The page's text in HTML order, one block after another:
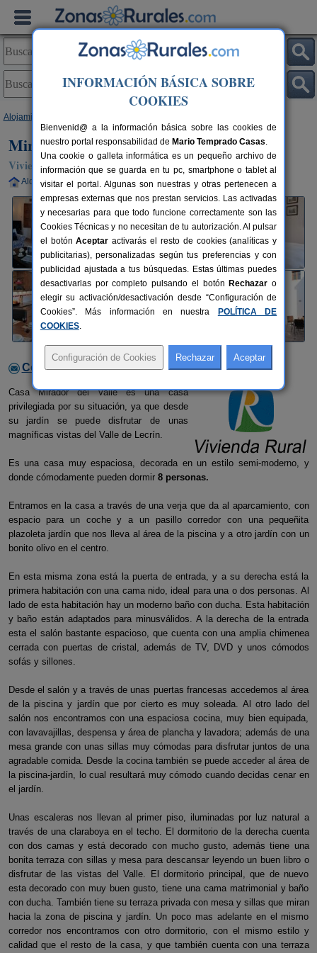
Alojamientos
Mirador del Valle
Vivienda turística en Restábal (Granada)
Alquiler completo 2-8+2 plazas 30 km de Granada
Contactar con el alojamiento
Casa Mirador del Valle es una casa
privilegiada por su situación, ya que desde
su jardín se puede disfrutar de unas
magníficas vistas del Valle de Lecrí­n.
Es una casa muy espaciosa, decorada en un estilo semi-moderno, y
donde cómodamente pueden dormir8 personas.
Entramos en la casa a través de una verja que da al aparcamiento, con
espacio para un coche y a un pasillo corredor con una pequeñita
plazoleta jardí­n que nos lleva al área de la piscina y a otro jardí­n con un
bonito olivo en el centro.
En esta misma zona está la puerta de entrada, y a su derecha está la
primera habitación con una cama nido, ideal para una o dos personas. Al
lado de esta habitación hay un moderno baño con ducha. Esta habitación
y baño están adaptados para minusválidos. A la derecha de la entrada
esta el salón bastante espacioso, que cuenta con una amplia chimenea
cerrada con puertas de cristal, además de TV, DVD y unos cómodos
sofás y sillones.
Desde el salón y a través de unas puertas francesas accedemos al área
de la piscina y jardí­n que por cierto es muy soleada. Al otro lado del
salón nos encontramos con una espaciosa cocina, muy bien equipada,
con lavavajillas, despensa y área de plancha y lavadora; además de una
mesa grande con unas sillas muy cómodas para disfrutar juntos de una
agradable comida. Desde la cocina también se puede acceder al área de
la piscina-jardí­n, lo cual resultará muy cómodo cuando decidas cenar en
el jardí­n.
Unas escaleras nos llevan al primer piso, iluminadas por luz natural a
través de una claraboya en el techo. El dormitorio de la derecha cuenta
con dos camas y está decorado con mucho gusto, además tiene una
bonita terraza con sillas y mesa para descansar leyendo un buen libro o
disfrutar de las vistas del Valle. El dormitorio principal, que de nuevo
esta decorado con muy buen gusto, tiene una cama matrimonial y baño
con ducha. También tiene su terraza privada con mesa y sillas que miran
hacia la zona de piscina y jardí­n. Un poco mas adelante en el mismo
corredor nos encontramos con otro dormitorio, con el mismo estilo y
calidad que el resto de la casa, y que también cuenta con una terraza
INFORMACIÓN BÁSICA SOBRE
COOKIES
Bienvenid@ a la información básica sobre las cookies de
nuestro portal responsabilidad de Mario Temprado Casas.
Una cookie o galleta informática es un pequeño archivo de
información que se guarda en tu pc, smartphone o tablet al
visitar el portal. Algunas son nuestras y otras pertenecen a
empresas externas que nos prestan servicios. Las activadas
y necesarias para que todo funcione correctamente son las
Cookies Técnicas y no necesitan de tu autorización. Al pulsar
el botónAceptar activarás el resto de cookies (analíticas y
publicitarias), personalizadas según tus preferencias y con
publicidad ajustada a tus búsquedas. Estas últimas puedes
desactivarlas por completo pulsando el botón Rechazar o
elegir su activación/desactivación desde “Configuración de
Cookies”. Más información en nuestra
POLÍTICA DE
COOKIES.